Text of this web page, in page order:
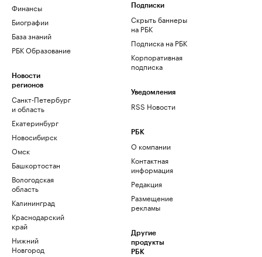
Финансы
Биографии
База знаний
РБК Образование
Новости
регионов
Санкт-Петербург
и область
Екатеринбург
Новосибирск
Омск
Башкортостан
Вологодская
область
Калининград
Краснодарский
край
Нижний
Новгород
Подписки
Скрыть баннеры
на РБК
Подписка на РБК
Корпоративная
подписка
Уведомления
RSS Новости
РБК
О компании
Контактная
информация
Редакция
Размещение
рекламы
Другие
продукты
РБК